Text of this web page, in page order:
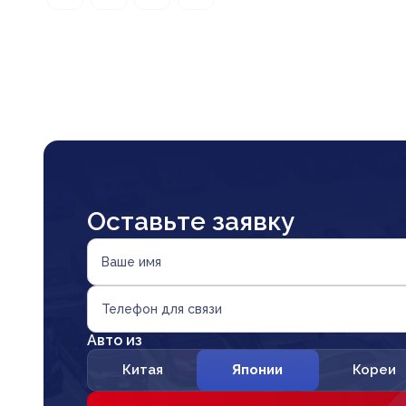
Оставьте заявку
Ваше имя
Телефон для связи
Авто из
Китая Японии Кореи